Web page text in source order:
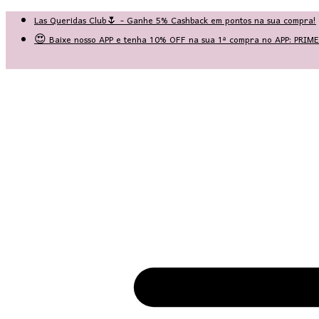
Las Queridas Club🌷 - Ganhe 5% Cashback em pontos na sua compra!
😍 Baixe nosso APP e tenha 10% OFF na sua 1ª compra no APP: